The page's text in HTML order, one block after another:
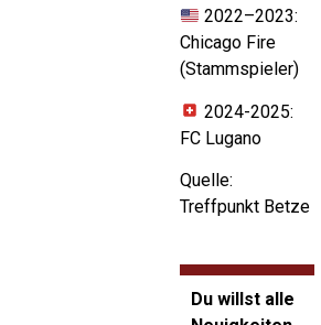
2022–2023:
Chicago Fire
(Stammspieler)
2024-2025:
FC Lugano
Quelle:
Treffpunkt Betze
Du willst alle